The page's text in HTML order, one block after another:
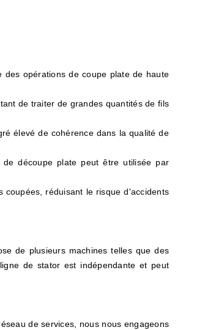
des opérations de coupe plate de haute
de traiter de grandes quantités de fils
élevé de cohérence dans la qualité de
de découpe plate peut être utilisée par
réduisant le risque d'accidents
de plusieurs machines telles que des
de stator est indépendante et peut
de services, nous nous engageons